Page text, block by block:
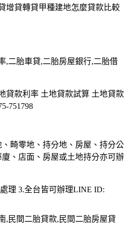
增貸轉貸甲種建地怎麼貸款比較
,二胎車貸,二胎房屋銀行,二胎借
貸款利率 土地貸款試算 土地貸款
751798
畸零地、持分地、房屋、持分公
、店面、房屋或土地持分亦可辦
理 3.全台皆可辦理LINE ID:
,民間二胎貸款,民間二胎房屋貸